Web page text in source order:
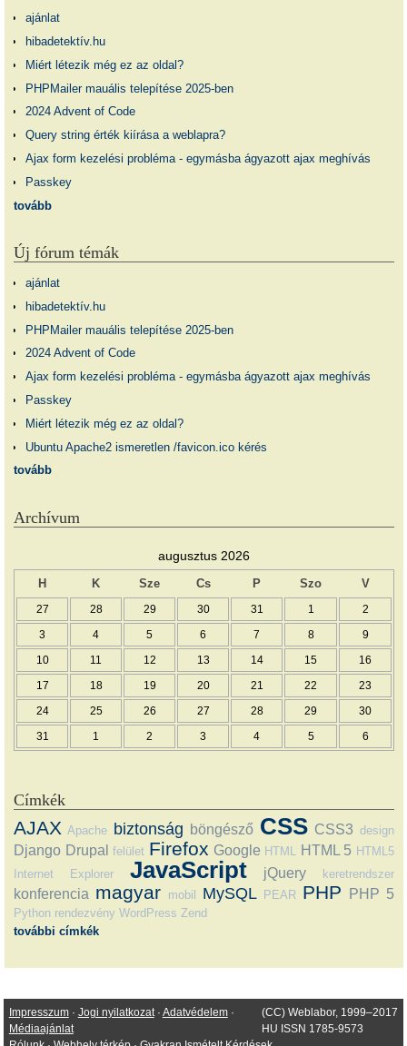
ajánlat
hibadetektív.hu
Miért létezik még ez az oldal?
PHPMailer mauális telepítése 2025-ben
2024 Advent of Code
Query string érték kiírása a weblapra?
Ajax form kezelési probléma - egymásba ágyazott ajax meghívás
Passkey
tovább
Új fórum témák
ajánlat
hibadetektív.hu
PHPMailer mauális telepítése 2025-ben
2024 Advent of Code
Ajax form kezelési probléma - egymásba ágyazott ajax meghívás
Passkey
Miért létezik még ez az oldal?
Ubuntu Apache2 ismeretlen /favicon.ico kérés
tovább
Archívum
augusztus 2026
H K Sze Cs P Szo V
27 28 29 30 31 1 2
3 4 5 6 7 8 9
10 11 12 13 14 15 16
17 18 19 20 21 22 23
24 25 26 27 28 29 30
31 1 2 3 4 5 6
Címkék
AJAX Apache biztonság böngésző CSS CSS3 design
Django Drupal felület Firefox Google HTML HTML 5 HTML5
Internet Explorer
JavaScript jQuery keretrendszer
konferencia magyar mobil MySQL PEAR PHP PHP 5
Python rendezvény WordPress Zend
további címkék
(CC) Weblabor, 1999–2017
HU ISSN 1785-9573
Impresszum· Jogi nyilatkozat· Adatvédelem·
Médiaajánlat